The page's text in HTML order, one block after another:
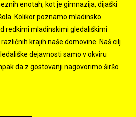
enotah, kot je gimnazija, dijaški
Kolikor poznamo mladinsko
redkimi mladinskimi gledališkimi
krajih naše domovine. Naš cilj
dejavnosti samo v okviru
da z gostovanji nagovorimo širšo